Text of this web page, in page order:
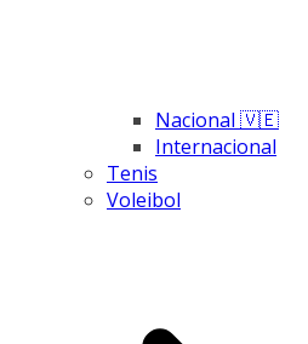
Nacional 🇻🇪
Internacional
Tenis
Voleibol